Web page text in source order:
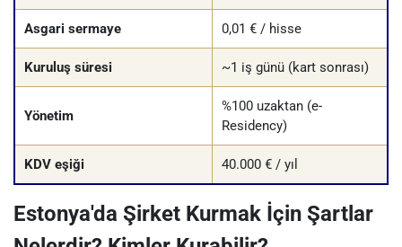
Asgari sermaye 0,01 € / hisse
Kuruluş süresi ~1 iş günü (kart sonrası)
Yönetim
%100 uzaktan (e-
Residency)
KDV eşiği 40.000 € / yıl
Estonya'da Şirket Kurmak İçin Şartlar